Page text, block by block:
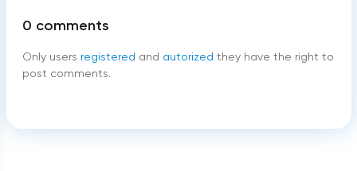
0 comments
Only users registered and autorized they have the right to
post comments.